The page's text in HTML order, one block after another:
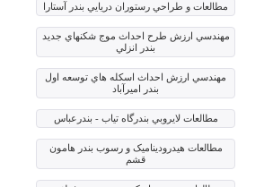
مطالعات و طراحي رستوران دريايي بندر آستارا
مهندسي ارزش طرح احداث موج شکنهاي جديد
بندر انزلي
مهندسي ارزش احداث اسکله هاي توسعه اول
بندر اميرآباد
مطالعات لايروبي بندرگاه تياب - بندرعباس
مطالعات هيدروديناميک و رسوب بندر هامون
قشم